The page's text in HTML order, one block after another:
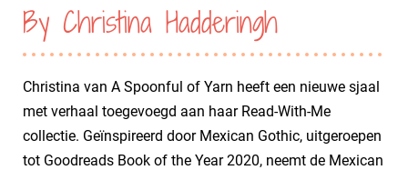
By Christina Hadderingh
Christina van A Spoonful of Yarn heeft een nieuwe sjaal
met verhaal toegevoegd aan haar Read-With-Me
collectie. Geïnspireerd door Mexican Gothic, uitgeroepen
tot Goodreads Book of the Year 2020, neemt de Mexican